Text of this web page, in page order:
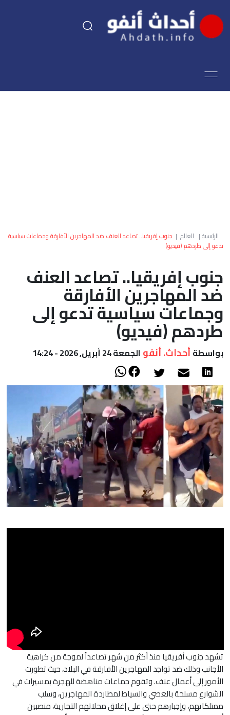
اقتصاد
العالم
الصحراء
الرئيسية| العالم | جنوب إفريقيا.. تصاعد العنف ضد المهاجرين الأفارقة وجماعات سياسية
تدعو إلى طردهم (فيديو)
جنوب إفريقيا.. تصاعد العنف
ضد المهاجرين الأفارقة
وجماعات سياسية تدعو إلى
طردهم (فيديو)
بواسطة أحداث. أنفو الجمعة 24 أبريل, 2026 - 14:24
تشهد جنوب أفريقيا منذ أكثر من شهر تصاعداً لموجة من كراهية
الأجانب وذلك ضد تواجد المهاجرين الأفارقة في البلاد، حيث تطورت
الأمور إلى أعمال عنف. وتقوم جماعات مناهضة للهجرة بمسيرات في
الشوارع مسلحة بالعصي والسياط لمطاردة المهاجرين، وسلب
ممتلكاتهم، وإجبارهم حتى على إغلاق محلاتهم التجارية، منصبين